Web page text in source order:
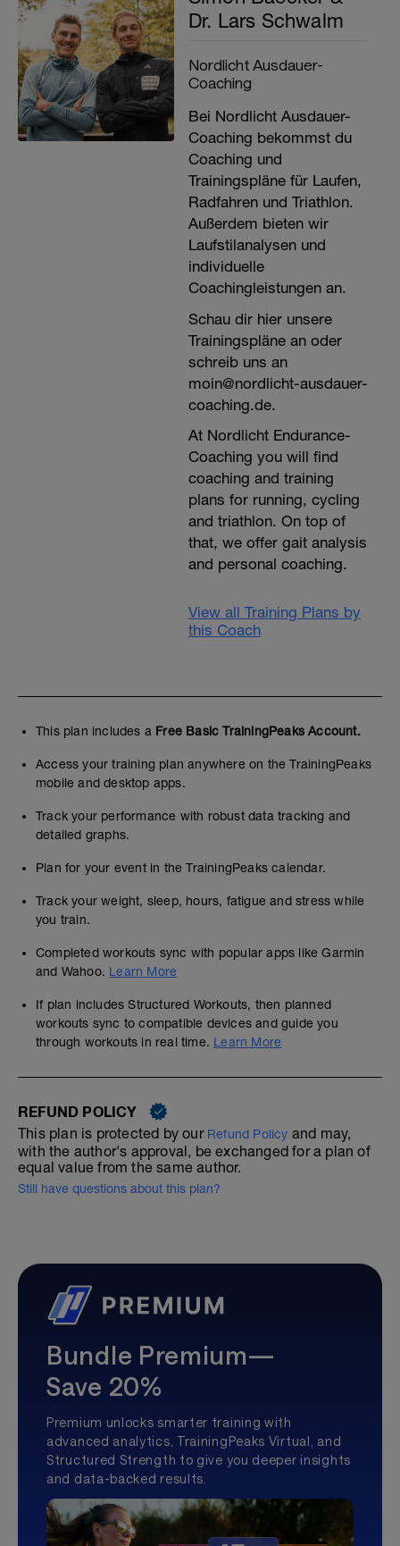
Dr. Lars Schwalm
Nordlicht Ausdauer-
Coaching
Bei Nordlicht Ausdauer-
Coaching bekommst du
Coaching und
Trainingspläne für Laufen,
Radfahren und Triathlon.
Außerdem bieten wir
Laufstilanalysen und
individuelle
Coachingleistungen an.
Schau dir hier unsere
Trainingspläne an oder
schreib uns an
moin@nordlicht-ausdauer-
coaching.de.
At Nordlicht Endurance-
Coaching you will find
coaching and training
plans for running, cycling
and triathlon. On top of
that, we offer gait analysis
and personal coaching.
View all Training Plans by
this Coach
This plan includes a Free Basic TrainingPeaks Account.
Access your training plan anywhere on the TrainingPeaks
mobile and desktop apps.
Track your performance with robust data tracking and
detailed graphs.
Plan for your event in the TrainingPeaks calendar.
Track your weight, sleep, hours, fatigue and stress while
you train.
Completed workouts sync with popular apps like Garmin
and Wahoo. Learn More
If plan includes Structured Workouts, then planned
workouts sync to compatible devices and guide you
through workouts in real time. Learn More
REFUND POLICY
This plan is protected by our Refund Policy and may,
with the author's approval, be exchanged for a plan of
equal value from the same author.
Still have questions about this plan?
Bundle Premium—
Save 20%
Premium unlocks smarter training with
advanced analytics, TrainingPeaks Virtual, and
Structured Strength to give you deeper insights
and data-backed results.